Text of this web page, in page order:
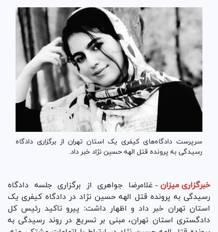
سرپرست دادگاه‌های کیفری یک استان تهران از برگزاری دادگاه
رسیدگی به پرونده قتل الهه حسین نژاد خبر داد.
خبرگزاری میزان - غلامرضا جواهری از برگزاری جلسه دادگاه
رسیدگی به پرونده قتل الهه حسین نژاد در دادگاه کیفری یک
استان تهران خبر داد و اظهار داشت: پیرو تاکید رئیس کل
دادگستری استان تهران، مبنی بر تسریع در روند رسیدگی به